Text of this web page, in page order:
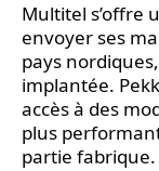
Multitel s’offre
envoyer ses
pays
implantée.
accès à des
plus
partie fabrique.